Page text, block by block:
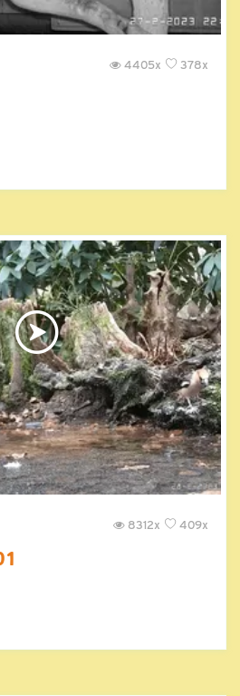
378x
4405x
409x
8312x